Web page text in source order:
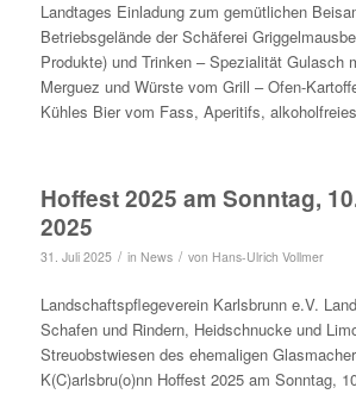
Landtages Einladung zum gemütlichen
Betriebsgelände der Schäferei
Produkte) und Trinken – Spezialität Gulasch
Merguez und Würste vom Grill – Ofen-
Kühles Bier vom Fass, Aperitifs,
Hoffest 2025 am Sonntag,
2025
31. Juli 2025 / in News / von Hans-Ulrich Vollmer
Landschaftspflegeverein Karlsbrunn e.V.
Schafen und Rindern, Heidschnucke und
Streuobstwiesen des ehemaligen
K(C)arlsbru(o)nn Hoffest 2025 am Sonntag,